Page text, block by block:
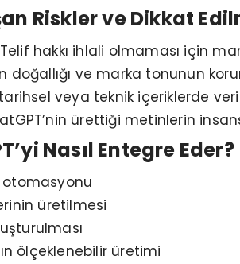
Riskler ve Dikkat
hakkı ihlali olmaması için
doğallığı ve marka tonunun
veya teknik içeriklerde
ürettiği metinlerin
Nasıl Entegre Eder?
üretilmesi
ölçeklenebilir üretimi